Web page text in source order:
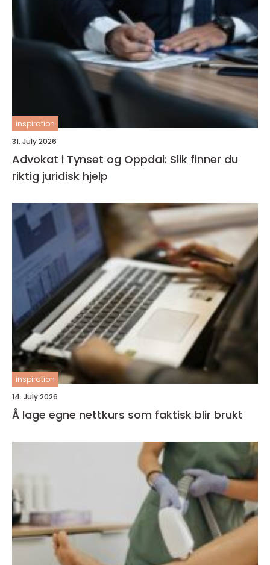
inspiration
31. July 2026
Advokat i Tynset og Oppdal: Slik finner du
riktig juridisk hjelp
inspiration
14. July 2026
Å lage egne nettkurs som faktisk blir brukt